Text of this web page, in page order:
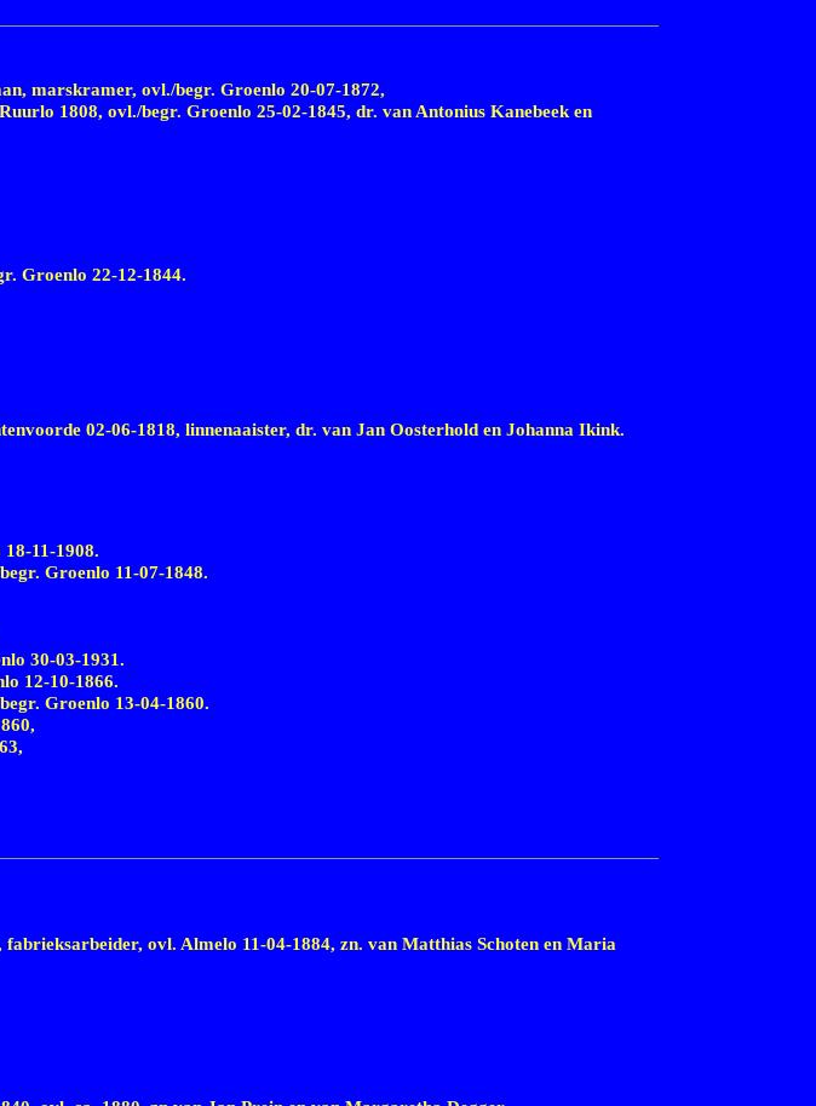
marskramer, ovl./begr. Groenlo 20-07-1872,
1808, ovl./begr. Groenlo 25-02-1845, dr. van Antonius Kanebeek en
Groenlo 22-12-1844.
02-06-1818, linnenaaister, dr. van Jan Oosterhold en Johanna Ikink.
18-11-1908.
Groenlo 11-07-1848.
30-03-1931.
12-10-1866.
Groenlo 13-04-1860.
fabrieksarbeider, ovl. Almelo 11-04-1884, zn. van Matthias Schoten en Maria